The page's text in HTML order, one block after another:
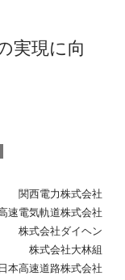
実現に向
関西電力株式会社
速電気軌道株式会社
株式会社ダイヘン
株式会社大林組
本高速道路株式会社